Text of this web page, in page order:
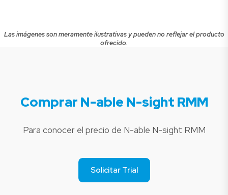
Las imágenes son meramente ilustrativas y pueden no reflejar el producto
ofrecido.
Comprar N-able N-sight RMM
Para conocer el precio de N-able N-sight RMM
Solicitar Trial